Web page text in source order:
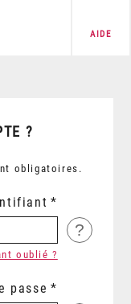
AIDE
?
obligatoires.
?
oublié ?
passe